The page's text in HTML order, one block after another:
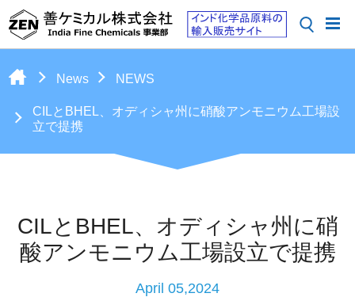
News NEWS
CILとBHEL、オディシャ州に硝酸アンモニウム工場設
立で提携
CILとBHEL、オディシャ州に硝
酸アンモニウム工場設立で提携
April 05,2024